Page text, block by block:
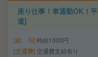
座り仕事！車通勤OK！
遣]
給 与 時給1300円
交通費 交通費支給有り